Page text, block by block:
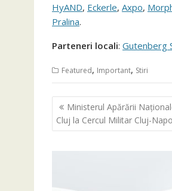
HyAND, Eckerle, Axpo,
Pralina.
Parteneri locali: Gutenberg
Featured, Important, Stiri
Navigare
în
articole
Ministerul Apărării
Cluj la Cercul Militar Cluj-